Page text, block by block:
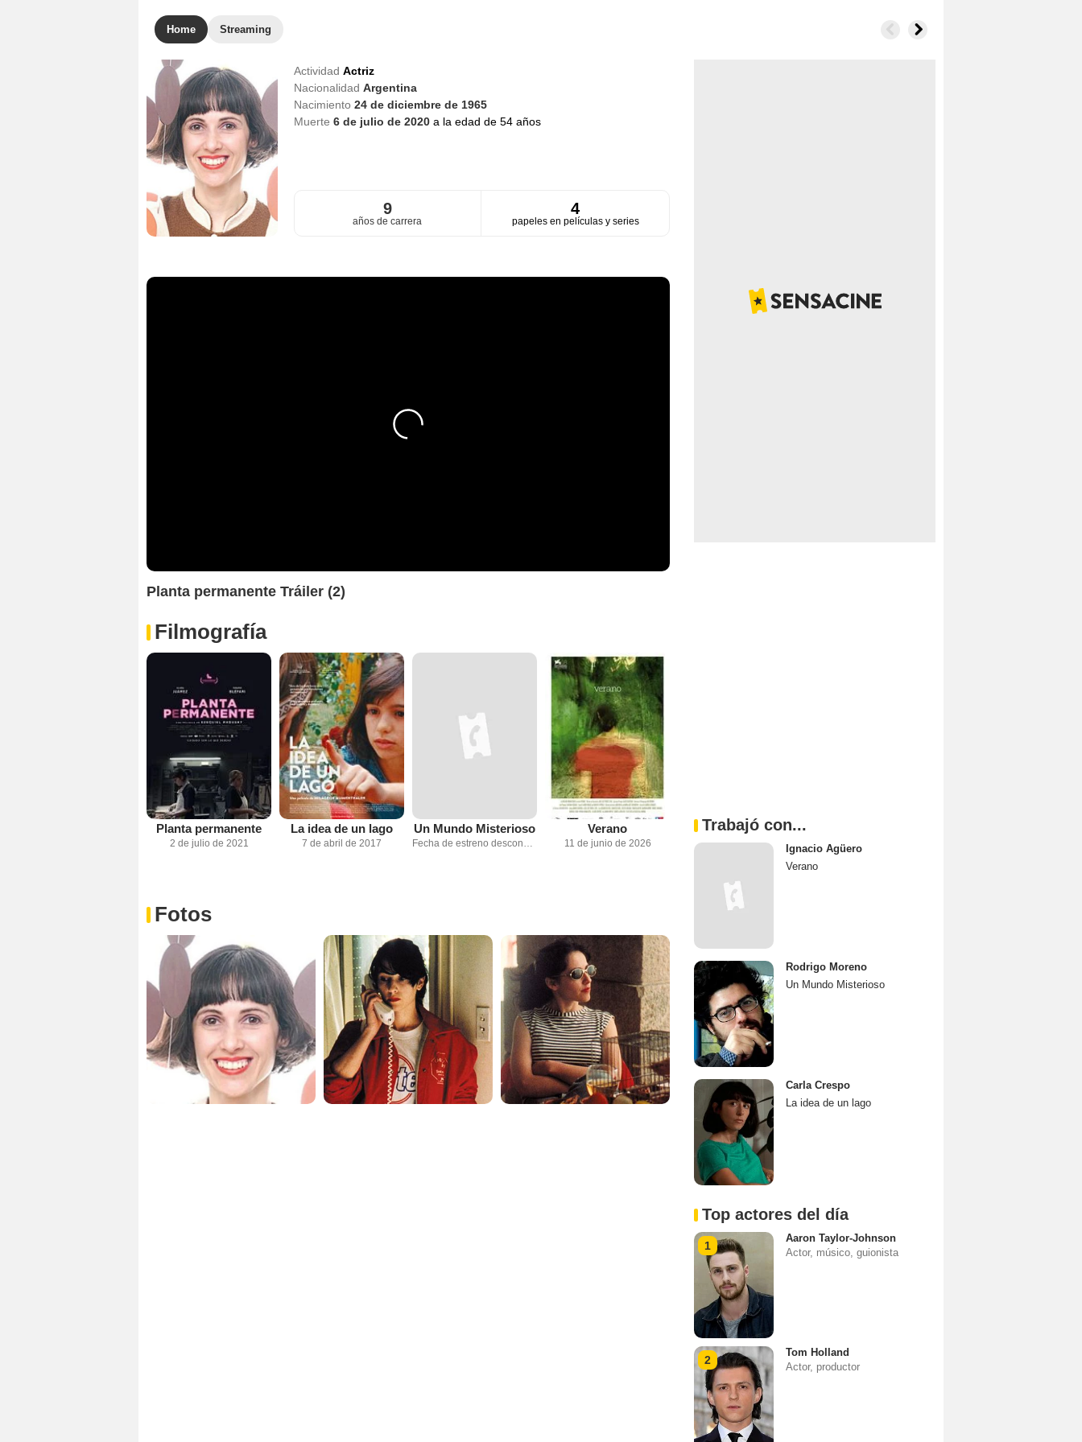
Home Streaming
Actividad Actriz
Nacionalidad Argentina
Nacimiento 24 de diciembre de 1965
Muerte 6 de julio de 2020 a la edad de 54 años
9
años de carrera
4
papeles en películas y series
Planta permanente Tráiler (2)
Filmografía
Planta permanente
2 de julio de 2021
La idea de un lago
7 de abril de 2017
Un Mundo Misterioso Verano
11 de junio de 2026
Fotos
Trabajó con...
Ignacio Agüero
Verano
Rodrigo Moreno
Un Mundo Misterioso
Carla Crespo
La idea de un lago
Top actores del día
1
Aaron Taylor-Johnson
Actor, músico, guionista
2
Tom Holland
Actor, productor